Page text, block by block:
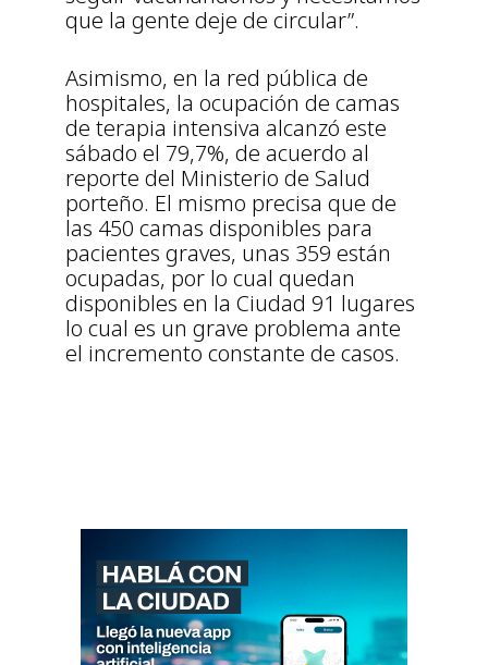
que la gente deje de circular”.
Asimismo, en la red pública de
hospitales, la ocupación de camas
de terapia intensiva alcanzó este
sábado el 79,7%, de acuerdo al
reporte del Ministerio de Salud
porteño. El mismo precisa que de
las 450 camas disponibles para
pacientes graves, unas 359 están
ocupadas, por lo cual quedan
disponibles en la Ciudad 91 lugares
lo cual es un grave problema ante
el incremento constante de casos.